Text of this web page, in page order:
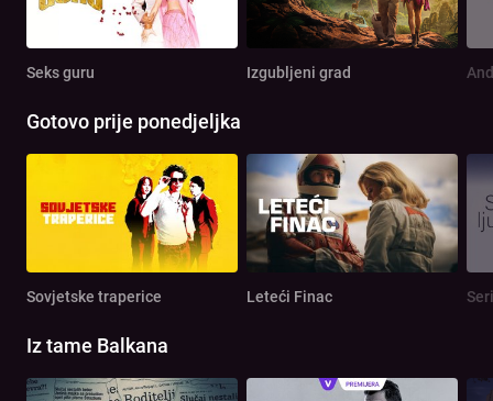
Seks guru Izgubljeni grad
Gotovo prije ponedjeljka
Sovjetske traperice Leteći Finac
Iz tame Balkana